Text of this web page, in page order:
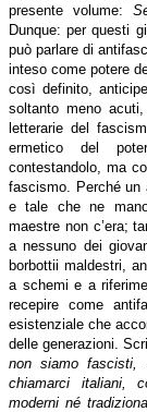
presente volume:
Dunque: per questi
può parlare di
inteso come potere
così definito,
soltanto meno
letterarie del
ermetico del
contestandolo, ma
fascismo. Perché un
e tale che ne
maestre non c’era;
a nessuno dei
borbottii maldestri,
a schemi e a
recepire come
esistenziale che
delle generazioni.
non siamo fascisti,
chiamarci italiani,
moderni né